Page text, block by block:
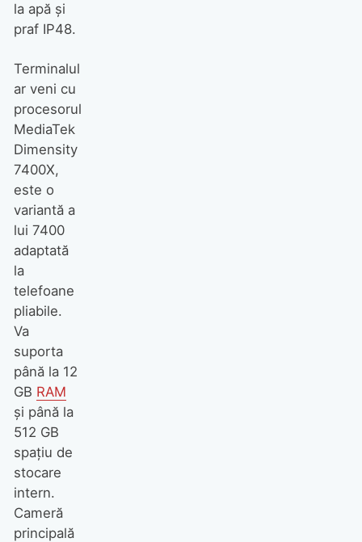
la apă și
praf IP48.
Terminalul
ar veni cu
procesorul
MediaTek
Dimensity
7400X,
este o
variantă a
lui 7400
adaptată
la
telefoane
pliabile.
Va
suporta
până la 12
GB RAM
și până la
512 GB
spațiu de
stocare
intern.
Cameră
principală